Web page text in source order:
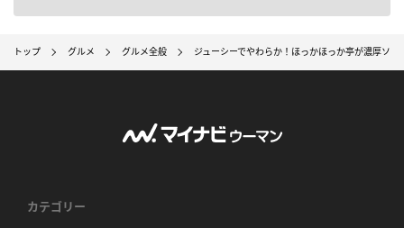
トップ グルメ グルメ全般 ジューシーでやわらか！ほっかほっか亭が濃厚ソ
カテゴリー